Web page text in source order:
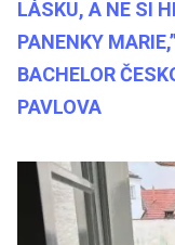
LÁSKU, A NE SI
PANENKY
BACHELOR
PAVLOVA